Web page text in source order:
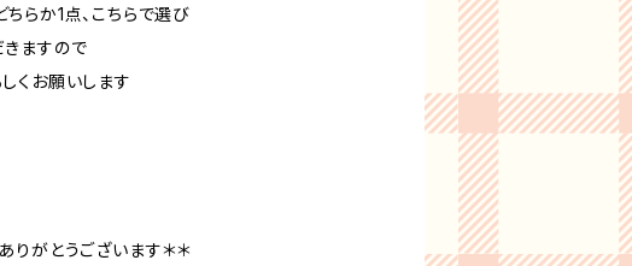
らか1点、こちらで選び
ますので
くお願いします
りがとうございます＊＊